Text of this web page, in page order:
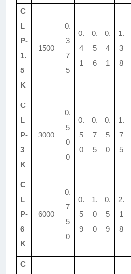
C
L
P-
1.
5
K
1500
0.
3
7
5
0.
4
1
0.
5
6
0.
4
1
1.
3
8
C
L
P-
3
K
3000
0.
5
0
0
0.
5
0
0.
7
5
0.
5
0
1.
7
5
C
L
P-
6
K
6000
0.
7
5
0
0.
5
9
1.
0
0
0.
5
9
2.
1
8
C